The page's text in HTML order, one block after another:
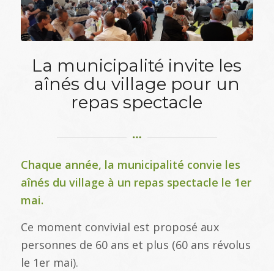
La municipalité invite les
aînés du village pour un
repas spectacle
Chaque année, la municipalité convie les
aînés du village à un repas spectacle le 1er
mai.
Ce moment convivial est proposé aux
personnes de 60 ans et plus (60 ans révolus
le 1er mai).